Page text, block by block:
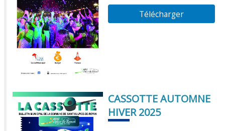
Télécharger
CASSOTTE AUTOMNE
HIVER 2025